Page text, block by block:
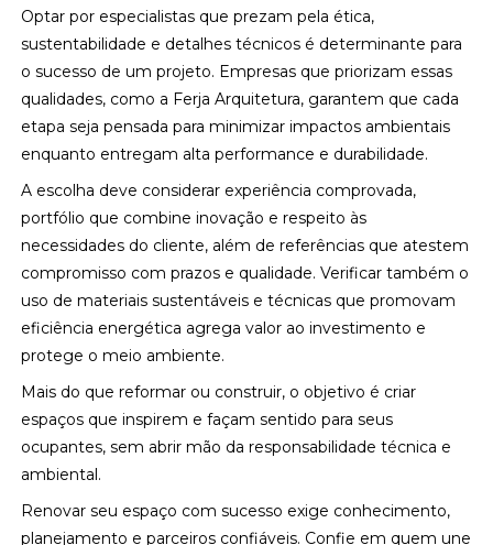
Optar por especialistas que prezam pela ética,
sustentabilidade e detalhes técnicos é determinante para
o sucesso de um projeto. Empresas que priorizam essas
qualidades, como a Ferja Arquitetura, garantem que cada
etapa seja pensada para minimizar impactos ambientais
enquanto entregam alta performance e durabilidade.
A escolha deve considerar experiência comprovada,
portfólio que combine inovação e respeito às
necessidades do cliente, além de referências que atestem
compromisso com prazos e qualidade. Verificar também o
uso de materiais sustentáveis e técnicas que promovam
eficiência energética agrega valor ao investimento e
protege o meio ambiente.
Mais do que reformar ou construir, o objetivo é criar
espaços que inspirem e façam sentido para seus
ocupantes, sem abrir mão da responsabilidade técnica e
ambiental.
Renovar seu espaço com sucesso exige conhecimento,
planejamento e parceiros confiáveis. Confie em quem une